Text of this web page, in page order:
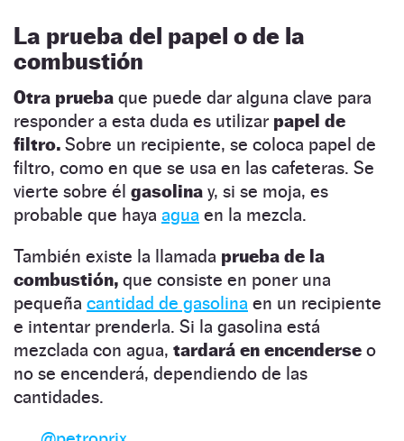
La prueba del papel o de la
combustión
Otra prueba que puede dar alguna clave para
responder a esta duda es utilizar papel de
filtro. Sobre un recipiente, se coloca papel de
filtro, como en que se usa en las cafeteras. Se
vierte sobre él gasolina y, si se moja, es
probable que haya agua en la mezcla.
También existe la llamada prueba de la
combustión, que consiste en poner una
pequeña cantidad de gasolina en un recipiente
e intentar prenderla. Si la gasolina está
mezclada con agua, tardará en encenderse o
no se encenderá, dependiendo de las
cantidades.